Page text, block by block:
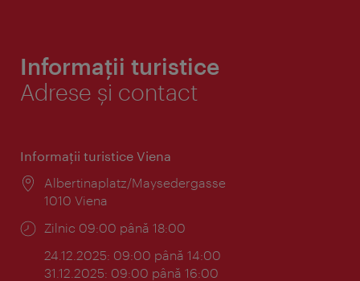
Informații turistice
Adrese și contact
Informaţii turistice Viena
Locul:
Albertinaplatz/Maysedergasse
1010 Viena
Program:
Zilnic 09:00 până 18:00
24.12.2025: 09:00 până 14:00
31.12.2025: 09:00 până 16:00